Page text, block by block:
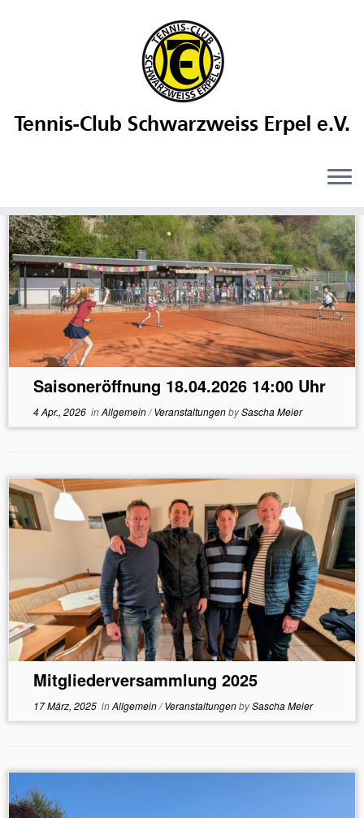
Veranstaltungen
Saisoneröffnung 18.04.2026 14:00 Uhr
4 Apr., 2026inAllgemein/VeranstaltungenbySascha Meier
Mitgliederversammlung 2025
17 März, 2025inAllgemein/VeranstaltungenbySascha Meier